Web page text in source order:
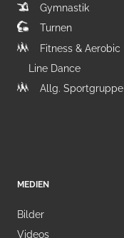
Gymnastik
Turnen
Fitness & Aerobic
Line Dance
Allg. Sportgruppe
MEDIEN
Bilder
Videos